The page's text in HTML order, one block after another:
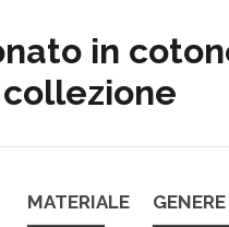
in
MATERIALE
GENERE